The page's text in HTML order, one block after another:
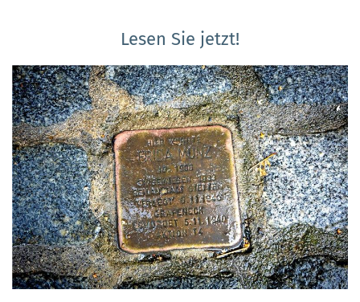
Lesen Sie jetzt!